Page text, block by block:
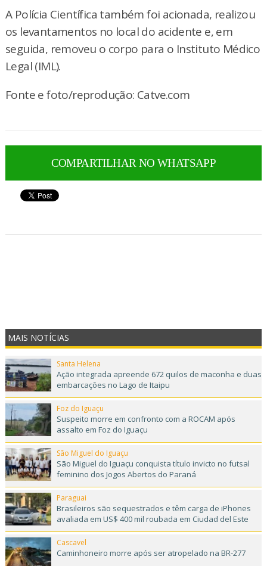
A Polícia Científica também foi acionada, realizou
os levantamentos no local do acidente e, em
seguida, removeu o corpo para o Instituto Médico
Legal (IML).
Fonte e foto/reprodução: Catve.com
COMPARTILHAR NO WHATSAPP
MAIS NOTÍCIAS
Santa Helena
Ação integrada apreende 672 quilos de maconha e duas
embarcações no Lago de Itaipu
Foz do Iguaçu
Suspeito morre em confronto com a ROCAM após
assalto em Foz do Iguaçu
São Miguel do Iguaçu
São Miguel do Iguaçu conquista título invicto no futsal
feminino dos Jogos Abertos do Paraná
Paraguai
Brasileiros são sequestrados e têm carga de iPhones
avaliada em US$ 400 mil roubada em Ciudad del Este
Cascavel
Caminhoneiro morre após ser atropelado na BR-277